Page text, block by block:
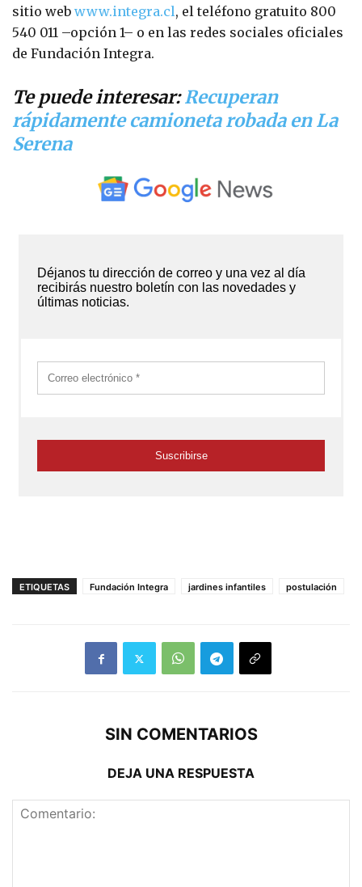
sitio web www.integra.cl, el teléfono gratuito 800
540 011 –opción 1– o en las redes sociales oficiales
de Fundación Integra.
Te puede interesar:Recuperan
rápidamente camioneta robada en La
Serena
ETIQUETAS Fundación Integra jardines infantiles postulación
SIN COMENTARIOS
DEJA UNA RESPUESTA